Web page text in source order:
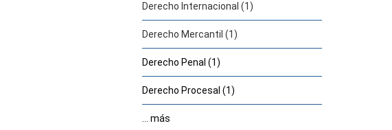
Derecho Internacional (1)
Derecho Mercantil (1)
Derecho Penal (1)
Derecho Procesal (1)
... más